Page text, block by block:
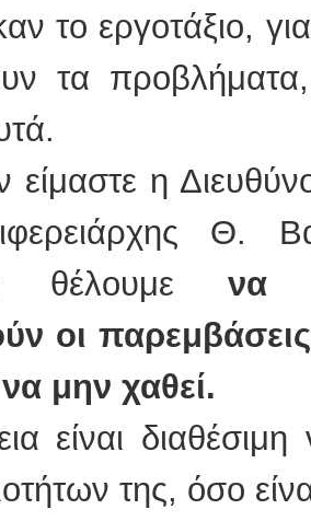
το εργοτάξιο,
τα
είμαστε η
Θ.
θέλουμε να
οι
να μην χαθεί.
είναι
της, όσο